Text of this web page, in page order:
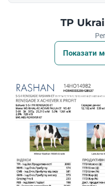
TP
Показати